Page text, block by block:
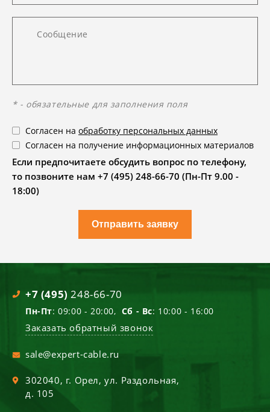
* - обязательные для заполнения поля
Согласен на обработку персональных данных
Согласен на получение информационных материалов
Если предпочитаете обсудить вопрос по телефону,
то позвоните нам +7 (495) 248-66-70 (Пн-Пт 9.00 -
18:00)
Отправить заявку
+7 (495) 248-66-70
Пн-Пт: 09:00 - 20:00, Сб - Вс: 10:00 - 16:00
Заказать обратный звонок
sale@expert-cable.ru
302040, г. Орел,ул. Раздольная,
д. 105